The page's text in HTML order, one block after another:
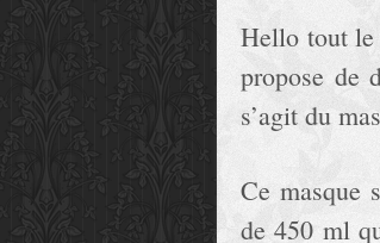
Hello tout le
propose de
s’agit du
Ce masque
de 450 ml